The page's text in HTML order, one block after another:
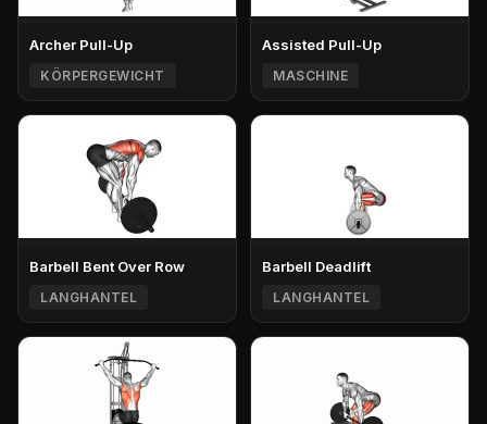
Archer Pull-Up
KÖRPERGEWICHT
Assisted Pull-Up
MASCHINE
Barbell Bent Over Row
LANGHANTEL
Barbell Deadlift
LANGHANTEL